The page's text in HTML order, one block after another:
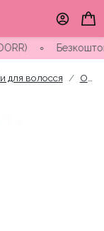
Безкоштовна
для волосся Олійка